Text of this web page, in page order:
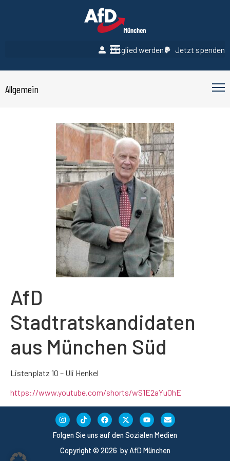
Mitglied werden Jetzt spenden
Allgemein
AfD
Stadtratskandidaten
aus München Süd
Listenplatz 10 – Uli Henkel
https://www.youtube.com/shorts/wS1E2aYu0hE
Copyright © 2026 by AfD München
Folgen Sie uns auf den Sozialen Medien